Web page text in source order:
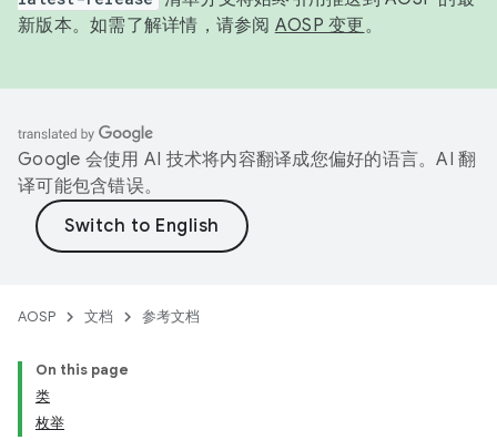
新版本。如需了解详情，请参阅 AOSP 变更。
Google 会使用 AI 技术将内容翻译成您偏好的语言。AI 翻
译可能包含错误。
AOSP 文档 参考文档
On this page
类
枚举